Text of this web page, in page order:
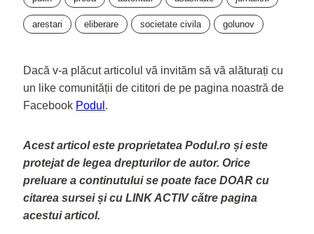
arestari eliberare societate civila golunov
Dacă v-a plăcut articolul vă invităm să vă alăturați cu
un like comunității de cititori de pe pagina noastră de
Facebook Podul .
Acest articol este proprietatea Podul.ro și este
protejat de legea drepturilor de autor. Orice
preluare a continutului se poate face DOAR cu
citarea sursei și cu LINK ACTIV către pagina
acestui articol.